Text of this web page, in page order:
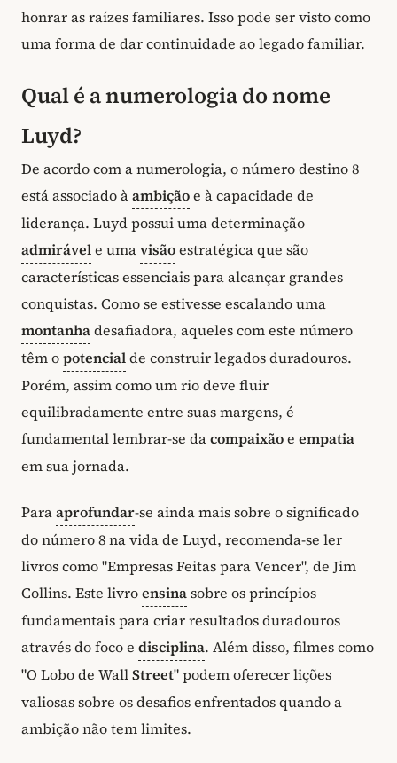
honrar as raízes familiares. Isso pode ser visto como
uma forma de dar continuidade ao legado familiar.
Qual é a numerologia do nome
Luyd?
De acordo com a numerologia, o número destino 8
está associado àambiçãoe à capacidade de
liderança. Luyd possui uma determinação
admirávele umavisãoestratégica que são
características essenciais para alcançar grandes
conquistas. Como se estivesse escalando uma
montanhadesafiadora, aqueles com este número
têm opotencialde construir legados duradouros.
Porém, assim como um rio deve fluir
equilibradamente entre suas margens, é
fundamental lembrar-se dacompaixãoe empatia
em sua jornada.
Paraaprofundar-se ainda mais sobre o significado
do número 8 na vida de Luyd, recomenda-se ler
livros como "Empresas Feitas para Vencer", de Jim
Collins. Este livroensinasobre os princípios
fundamentais para criar resultados duradouros
através do foco e disciplina. Além disso, filmes como
"O Lobo de WallStreet" podem oferecer lições
valiosas sobre os desafios enfrentados quando a
ambição não tem limites.